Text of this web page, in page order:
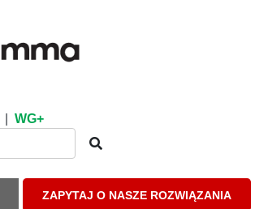
WG+
ZAPYTAJ O NASZE ROZWIĄZANIA